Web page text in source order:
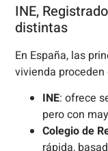
INE,
distintas
En España, las
vivienda
INE: ofrece
pero con
Colegio de